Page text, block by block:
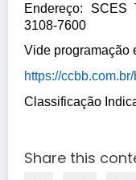
Endereço:
3108-7600
Vide programação
https://
Classificação
Share this